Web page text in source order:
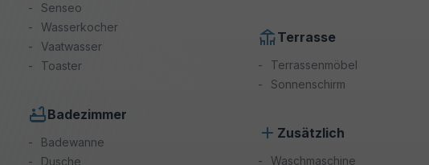
Senseo
Wasserkocher
Vaatwasser
Toaster
Badezimmer
Badewanne
Dusche
Terrasse
Terrassenmöbel
Sonnenschirm
Zusätzlich
Waschmaschine